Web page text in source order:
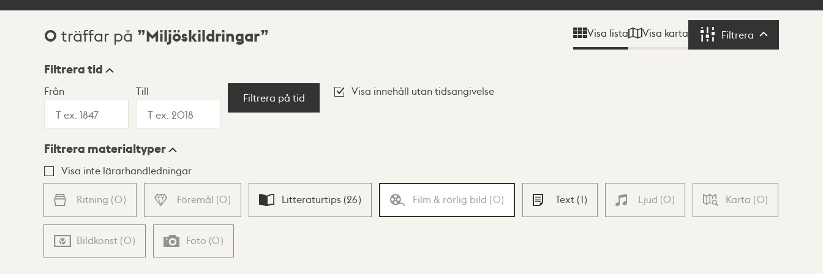
Sökresultat
0 träffar på Miljöskildringar Visa lista Visa karta Filtrera Filtrera
Visningsläge
Lista Karta
Filtrera tid
Från Till
Filtrera på tid
Visa innehåll utan tidsangivelse
Filtrera materialtyper
Visa inte lärarhandledningar
Ritning (0) Föremål (0) Litteraturtips (26) Film & rörlig bild (0) Text (1) Ljud (0) Karta (0)
Bildkonst (0) Foto (0)